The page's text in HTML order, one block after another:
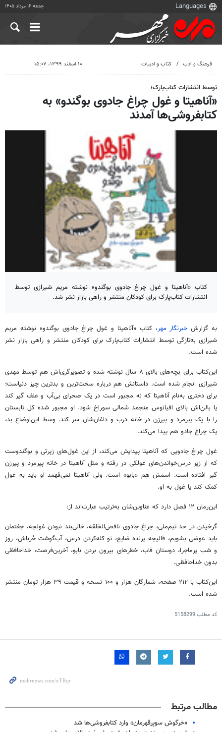
جمعه ۱۶ مرداد ۱۴۰۵
فرهنگ و ادب کتاب و ادبیات ۱۰ اسفند ۱۳۹۹، ۱۵:۰۷
توسط انتشارات کتاب‌پارک؛
«آناهیتا و غول چراغ جادوی بوگندو» به
کتابفروشی‌ها آمدند
کتاب «آناهیتا و غول چراغ جادوی بوگندو» نوشته مریم شیرازی توسط
انتشارات کتاب‌پارک برای کودکان منتشر و راهی بازار نشر شد.
به گزارش خبرنگار مهر، کتاب «آناهیتا و غول چراغ جادوی بوگندو» نوشته مریم
شیرازی به‌تازگی توسط انتشارات کتاب‌پارک برای کودکان منتشر و راهی بازار نشر
شده است.
این‌کتاب برای بچه‌های بالای ۸ سال نوشته شده و تصویرگری‌اش هم توسط مهدی
شیرازی انجام شده است. داستانش هم درباره سخت‌ترین و بدترین چیز دنیاست؛
برای دختری به‌نام آناهیتا که نه مجبور است در یک صحرای بی‌آب و علف گیر کند
یا بالن‌اش بالای اقیانوس منجمد شمالی سوراخ شود. او مجبور شده کل تابستان
را با یک پیرمرد و پیرزن در خانه درب و داغان‌شان سر کند. وسط این‌اوضاع بد،
یک چراغ جادو هم پیدا می‌کند.
غول چراغ جادویی که آناهیتا پیدایش می‌کند، از این غول‌های زپرتی و بوگندوست
که از زیر درس‌خواندن‌های غولکی در رفته و مثل آناهیتا در خانه پیرمرد و پیرزن
گیر افتاده است. اسمش هم «بابو» است. ولی آناهیتا نمی‌فهمد او باید به غول
کمک کند یا غول به او.
این‌رمان ۱۲ فصل دارد که عناوین‌شان به‌ترتیب عبارت‌اند از:
گرخیدن در حد تیم‌ملی، چراغ جادوی ناقص‌الخلقه، خالی‌بند نبودن غولچه، جفتمان
باید عوضی بشویم، قالیچه پرنده ضایع، تو کله‌کردن درس، آب‌گوشت خَرباش، روز
و شب پرماجرا، دوستان فاب، خطرهای بیرون بردن بابو، آخرین‌فرصت، خداحافظی
بدون خداحافظی.
این‌کتاب با ۲۱۲ صفحه، شمارگان هزار و ۱۰۰ نسخه و قیمت ۳۹ هزار تومان منتشر
شده است.
کد مطلب5158299
مطالب مرتبط
«خرگوش سوپرقهرمان» وارد کتابفروشی‌ها شد